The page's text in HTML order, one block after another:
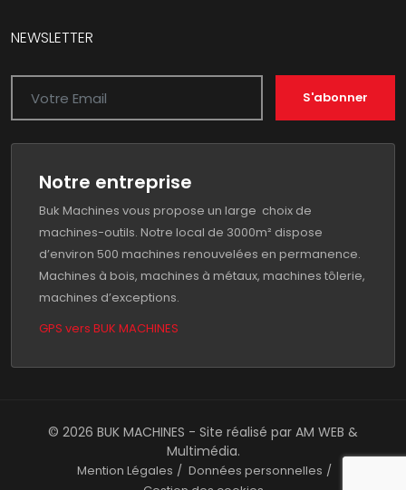
NEWSLETTER
S'abonner
Notre entreprise
Buk Machines vous propose un large choix de
machines-outils. Notre local de 3000m² dispose
d’environ 500 machines renouvelées en permanence.
Machines à bois, machines à métaux, machines tôlerie,
machines d’exceptions.
GPS vers BUK MACHINES
© 2026 BUK MACHINES - Site réalisé par AM WEB &
Multimédia.
Mention Légales
Données personnelles